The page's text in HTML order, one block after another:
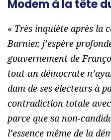
Modem à la tête
« Très inquiète après la
Barnier, j’espère
gouvernement de
tout un démocrate
dam de ses électeurs à
contradiction totale
parce que sa non-
l’essence même de la